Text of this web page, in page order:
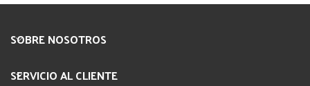
SOBRE NOSOTROS
SERVICIO AL CLIENTE